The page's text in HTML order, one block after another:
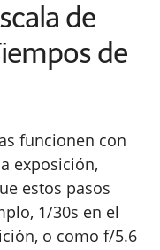
de
de
funcionen con
exposición,
estos pasos
1/30s en el
o como f/5.6